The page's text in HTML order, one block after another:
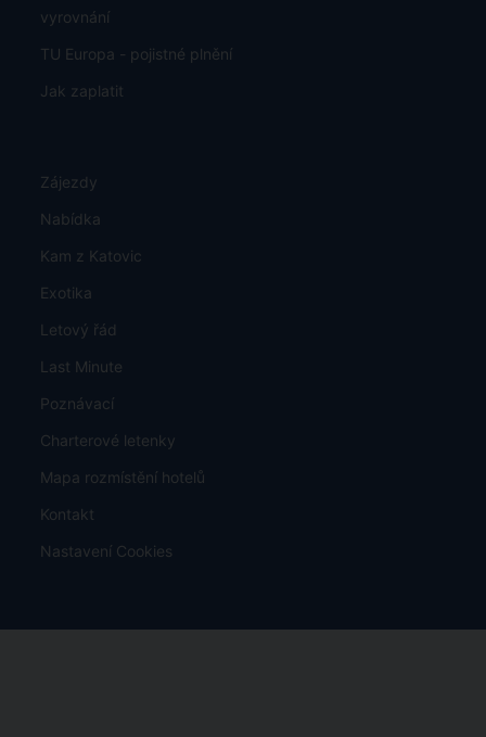
vyrovnání
TU Europa - pojistné plnění
Jak zaplatit
Zájezdy
Nabídka
Kam z Katovic
Exotika
Letový řád
Last Minute
Poznávací
Charterové letenky
Mapa rozmístění hotelů
Kontakt
Nastavení Cookies